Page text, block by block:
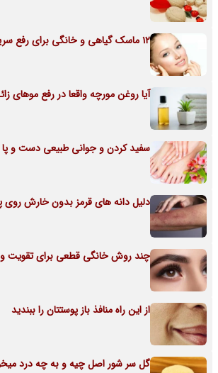
12 ماسک گیاهی و خانگی برای رفع سریع موهای زائد
آیا روغن مورچه واقعا در رفع موهای
سفید کردن و جوانی طبیعی دست و
دلیل دانه های قرمز بدون خارش روی
چند روش خانگی قطعی برای تقویت
از این راه منافذ باز پوستتان را ببندید
گل سر شور اصل چیه و به چه درد